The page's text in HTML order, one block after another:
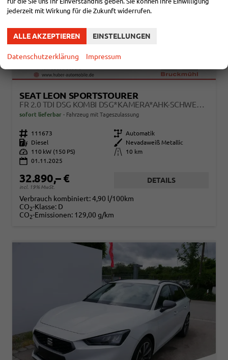
SEAT LEON SPORTSTOURER
FR 2.0 TDI DSG KOMBI DSG*KAMERA*AHK-SCHWENKBAR*NAVI*TEMPOMAT*WINTERPAKET*
sofort lieferbar Fahrzeug mit Tageszulassung
Fahrzeugnr. 111673 Getriebe Automatik
Kraftstoff
Diesel Außenfarbe
Nevadaweiß Metallic
Leistung
110 kW (150 PS) Kilometerstand
10 km
01.11.2025
32.890,– €
incl. 19% MwSt.
DETAILS
Verbrauch kombiniert:4,90 l/100km
CO2-Klasse: D
CO2-Emissionen: 129,00 g/km
jederzeit mit Wirkung für die Zukunft widerrufen.
ALLE AKZEPTIEREN EINSTELLUNGEN
Datenschutzerklärung Impressum